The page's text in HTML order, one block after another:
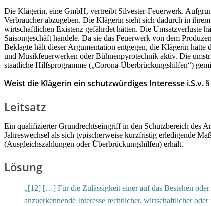
Die Klägerin, eine GmbH, vertreibt Silvester-Feuerwerk.
Verbraucher abzugeben. Die Klägerin sieht sich dadurch in
wirtschaftlichen Existenz gefährdet hätten. Die Umsatzverluste
Saisongeschäft handele. Da sie das Feuerwerk von dem
Beklagte hält dieser Argumentation entgegen, die Klägerin
und Musikfeuerwerken oder Bühnenpyrotechnik aktiv. Die
staatliche Hilfsprogramme („Corona-Überbrückungshilfen“)
Weist die Klägerin ein schutzwürdiges Interesse i.S.v.
Leitsatz
Ein qualifizierter Grundrechtseingriff in den Schutzbereich des
Jahreswechsel als sich typischerweise kurzfristig erledigende
(Ausgleichszahlungen oder Überbrückungshilfen) erhält.
Lösung
„[12] […] Für die Zulässigkeit einer auf das Bestehen
anzuerkennende Interesse rechtlicher, wirtschaftlicher